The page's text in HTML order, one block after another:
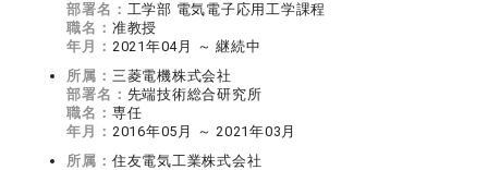
部署名： 工学部 電気電子応用工学課程
職名： 准教授
年月： 2021年04月 ～ 継続中
所属： 三菱電機株式会社
部署名： 先端技術総合研究所
職名： 専任
年月： 2016年05月 ～ 2021年03月
所属： 住友電気工業株式会社